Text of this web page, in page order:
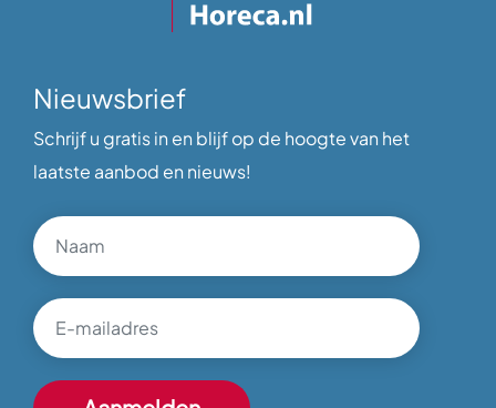
Nieuwsbrief
Schrijf u gratis in en blijf op de hoogte van het
laatste aanbod en nieuws!